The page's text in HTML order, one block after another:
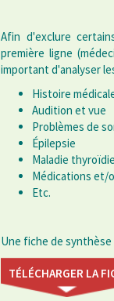
Afin d'exclure
première ligne
important d'analyser
Histoire
Audition et vue
Problèmes de
Épilepsie
Maladie
Médications et/
Etc.
Une fiche de
TÉLÉCHARGER LA